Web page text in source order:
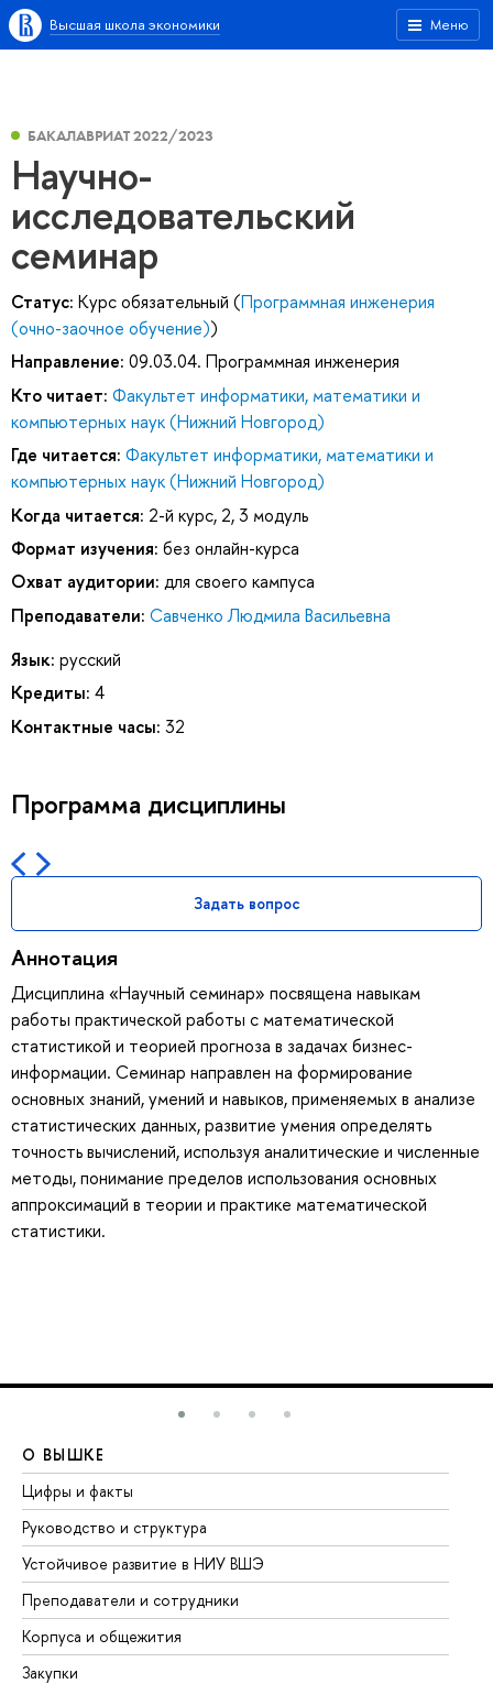
Меню
Высшая школа экономики
БАКАЛАВРИАТ 2022/2023
Научно-
исследовательский
семинар
Статус: Курс обязательный (Программная инженерия
(очно-заочное обучение))
Направление: 09.03.04. Программная инженерия
Кто читает: Факультет информатики, математики и
компьютерных наук (Нижний Новгород)
Где читается: Факультет информатики, математики и
компьютерных наук (Нижний Новгород)
Когда читается: 2-й курс, 2, 3 модуль
Формат изучения: без онлайн-курса
Охват аудитории: для своего кампуса
Преподаватели: Савченко Людмила Васильевна
Язык: русский
Кредиты: 4
Контактные часы: 32
Программа дисциплины
Задать вопрос
Аннотация
Дисциплина «Научный семинар» посвящена навыкам
работы практической работы с математической
статистикой и теорией прогноза в задачах бизнес-
информации. Семинар направлен на формирование
основных знаний, умений и навыков, применяемых в анализе
статистических данных, развитие умения определять
точность вычислений, используя аналитические и численные
методы, понимание пределов использования основных
аппроксимаций в теории и практике математической
статистики.
О ВЫШКЕ
Цифры и факты
Руководство и структура
Устойчивое развитие в НИУ ВШЭ
Преподаватели и сотрудники
Корпуса и общежития
Закупки